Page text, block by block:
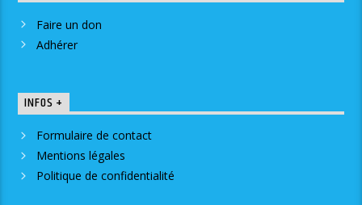
Faire un don
Adhérer
INFOS +
Formulaire de contact
Mentions légales
Politique de confidentialité